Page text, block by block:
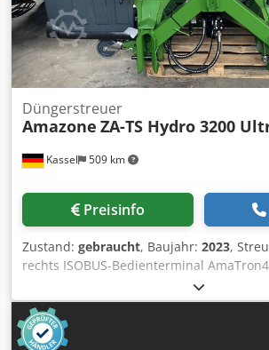
Kassel 509 km
Düngerstreuer
Amazone ZA-TS Hydro 3200
Preisinfo
Zustand: gebraucht, Baujahr: 2023,
rechts ISOBUS-Bedienterminal
ZA-TS WindControl für ZA-TS Hydro GPS-
AmaTron4 SpreaderConnect / für ZA-TS
mit AutoTS Antrieb Hydro re. mit AutoTS
Cjdpfxjt Nf Dqs Ah Hjrf